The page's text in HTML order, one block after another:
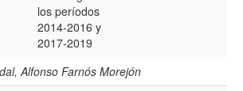
los períodos
2014-2016 y
2017-2019
Alfonso Farnós Morejón